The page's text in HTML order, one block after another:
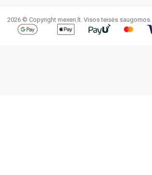
2026 © Copyright mexen.lt. Visos teisės saugomos.